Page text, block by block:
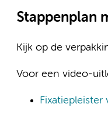
Stappenplan
Kijk op de
Voor een video-